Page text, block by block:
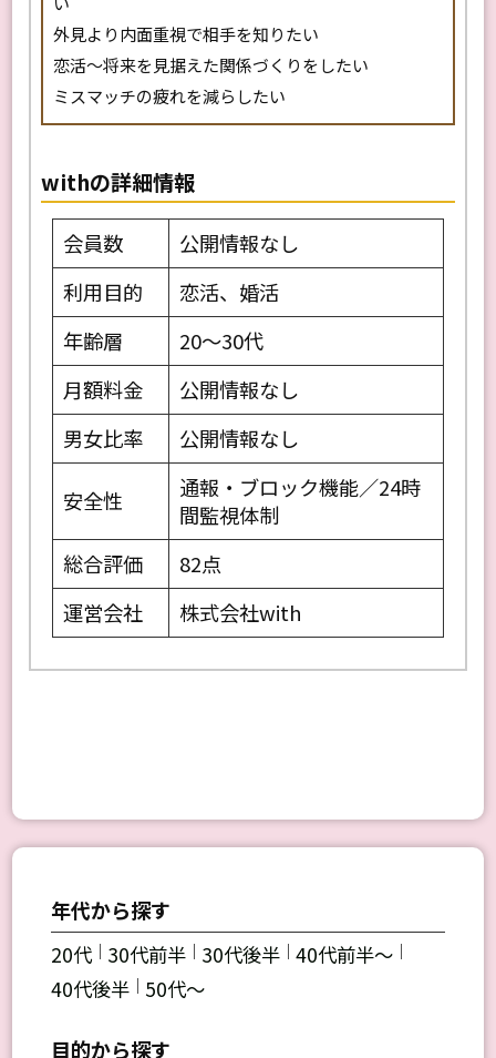
外見より内面重視で相手を知りたい
恋活〜将来を見据えた関係づくりをしたい
ミスマッチの疲れを減らしたい
withの詳細情報
会員数
公開情報なし
利用目的
恋活、婚活
年齢層
20〜30代
月額料金
公開情報なし
男女比率
公開情報なし
安全性
通報・ブロック機能／24時
間監視体制
総合評価
82点
運営会社
株式会社with
年代から探す
20代 ｜ 30代前半 ｜ 30代後半 ｜40代前半～ ｜
40代後半 ｜ 50代～
目的から探す